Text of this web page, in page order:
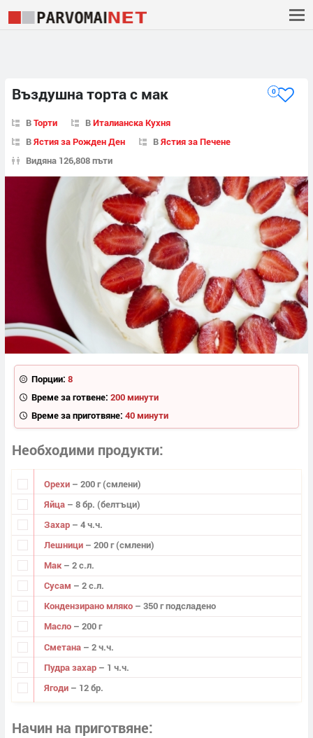
Въздушна торта с мак 0
ВТорти ВИталианска Кухня
ВЯстия за Рожден Ден ВЯстия за Печене
Видяна 126,808 пъти
Порции: 8
Време за готвене: 200 минути
Време за приготвяне: 40 минути
Необходими продукти
Орехи – 200 г (смлени)
Яйца – 8 бр. (белтъци)
Захар – 4 ч.ч.
Лешници – 200 г (смлени)
Мак – 2 с.л.
Сусам – 2 с.л.
Кондензирано мляко – 350 г подсладено
Масло – 200 г
Сметана – 2 ч.ч.
Пудра захар – 1 ч.ч.
Ягоди – 12 бр.
Начин на приготвяне